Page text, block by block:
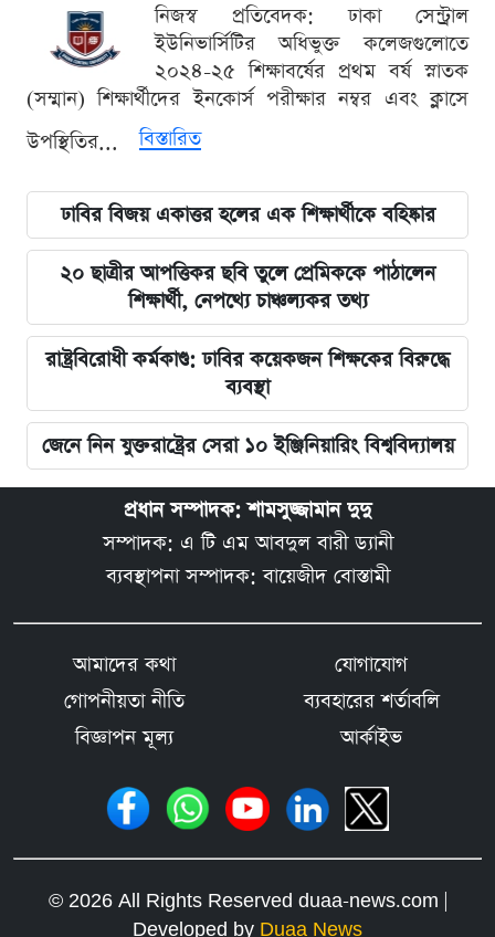
নিজস্ব প্রতিবেদক: ঢাকা সেন্ট্রাল
ইউনিভার্সিটির অধিভুক্ত কলেজগুলোতে
২০২৪-২৫ শিক্ষাবর্ষের প্রথম বর্ষ স্নাতক
(সম্মান) শিক্ষার্থীদের ইনকোর্স পরীক্ষার নম্বর এবং ক্লাসে
উপস্থিতির...
বিস্তারিত
ঢাবির বিজয় একাত্তর হলের এক শিক্ষার্থীকে বহিষ্কার
২০ ছাত্রীর আপত্তিকর ছবি তুলে প্রেমিককে পাঠালেন
শিক্ষার্থী, নেপথ্যে চাঞ্চল্যকর তথ্য
রাষ্ট্রবিরোধী কর্মকাণ্ড: ঢাবির কয়েকজন শিক্ষকের বিরুদ্ধে
ব্যবস্থা
জেনে নিন যুক্তরাষ্ট্রের সেরা ১০ ইঞ্জিনিয়ারিং বিশ্ববিদ্যালয়
প্রধান সম্পাদক: শামসুজ্জামান দুদু
সম্পাদক: এ টি এম আবদুল বারী ড্যানী
ব্যবস্থাপনা সম্পাদক: বায়েজীদ বোস্তামী
আমাদের কথা
যোগাযোগ
গোপনীয়তা নীতি
ব্যবহারের শর্তাবলি
বিজ্ঞাপন মূল্য
আর্কাইভ
© 2026 All Rights Reserved duaa-news.com |
Developed by Duaa News